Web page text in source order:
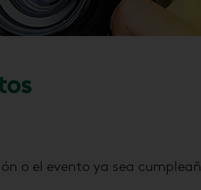
o el evento ya sea